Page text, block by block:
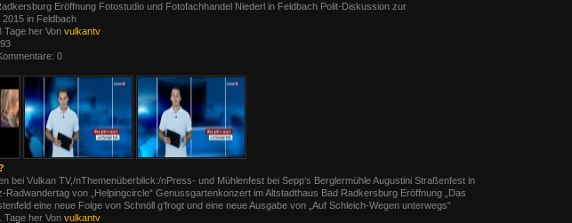
Eröffnung Fotostudio und Fotofachhandel Niederl in Feldbach Polit-Diskussion zur
in Feldbach
her Von vulkantv
0
bei Vulkan TV,/nThemenüberblick:/nPress- und Mühlenfest bei Sepp‘s Berglermühle Augustini Straßenfest in
Radwandertag von „Helpingcircle“ Genussgartenkonzert im Altstadthaus Bad Radkersburg Eröffnung „Das
eine neue Folge von Schnöll g’frogt und eine neue Ausgabe von „Auf Schleich-Wegen unterwegs“
her Von vulkantv